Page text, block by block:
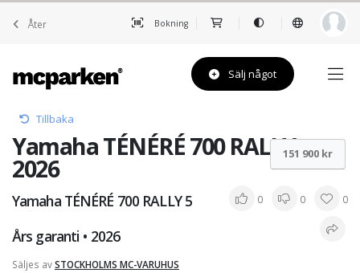
Åter Bokning
Sälj något
Tillbaka
Yamaha TÉNÉRÉ 700 RALLY •
2026
Yamaha TÉNÉRÉ 700 RALLY 5
Års garanti • 2026
0 0 0
Säljes avSTOCKHOLMS MC-VARUHUS
151 900 kr